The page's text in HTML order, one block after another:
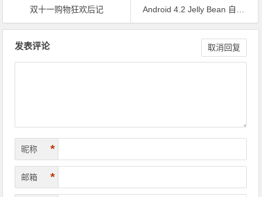
双十一购物狂欢后记
Android 4.2 Jelly Bean 自带应用魅力指南
发表评论 取消回复
昵称 *
邮箱 *